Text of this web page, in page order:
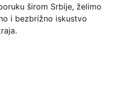
širom Srbije, želimo
i bezbrižno iskustvo